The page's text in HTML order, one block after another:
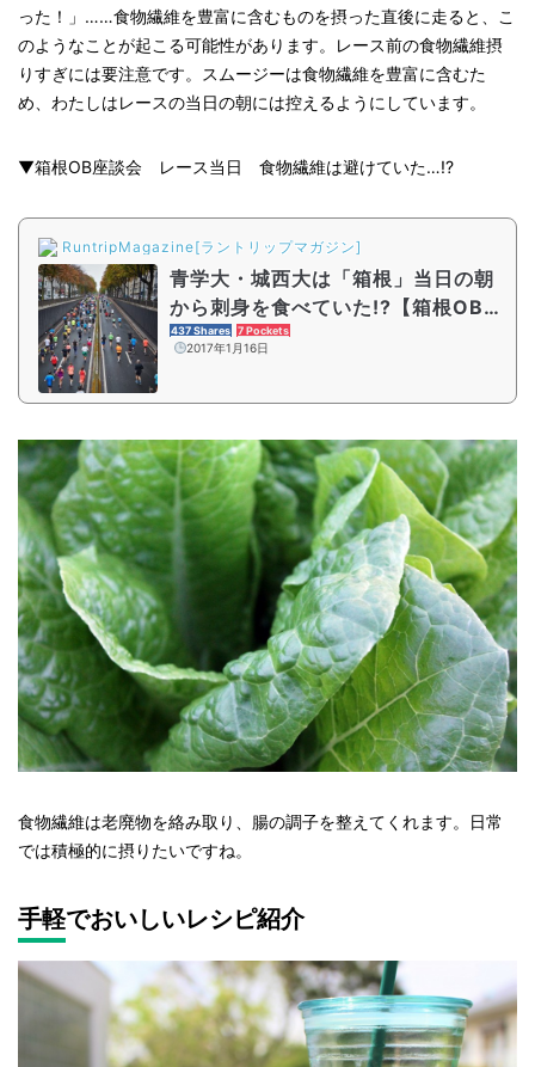
った！」……食物繊維を豊富に含むものを摂った直後に走ると、こ
のようなことが起こる可能性があります。レース前の食物繊維摂
りすぎには要注意です。スムージーは食物繊維を豊富に含むた
め、わたしはレースの当日の朝には控えるようにしています。
▼箱根OB座談会 レース当日 食物繊維は避けていた…!?
RuntripMagazine[ラントリップマガジン]
青学大・城西大は「箱根」当日の朝
から刺身を食べていた!?【箱根OB座
談会特別篇】
437 Shares 7 Pockets
2017年1月16日
食物繊維は老廃物を絡み取り、腸の調子を整えてくれます。日常
では積極的に摂りたいですね。
手軽でおいしいレシピ紹介